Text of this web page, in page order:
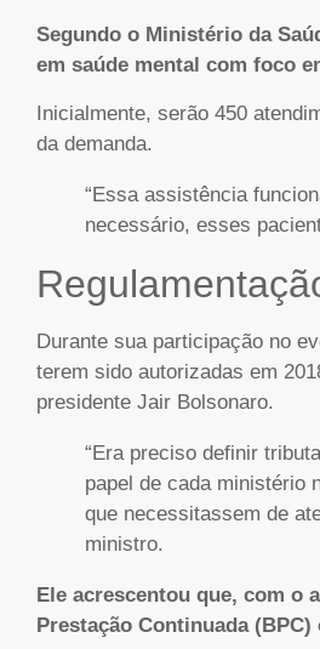
Segundo o Ministério da
em saúde mental com foco
Inicialmente, serão 450
da demanda.
“Essa assistência
necessário, esses
Durante sua participação no
terem sido autorizadas em
presidente Jair Bolsonaro.
“Era preciso definir
papel de cada ministério
que necessitassem de
ministro.
Ele acrescentou que, com o
Prestação Continuada